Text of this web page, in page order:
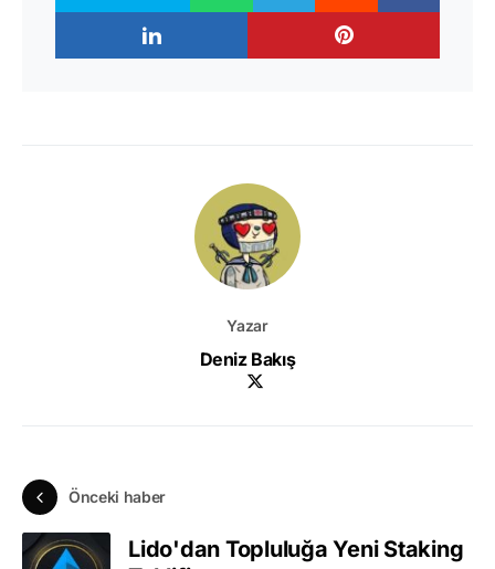
Yazar
Deniz Bakış
Önceki haber
Lido'dan Topluluğa Yeni Staking